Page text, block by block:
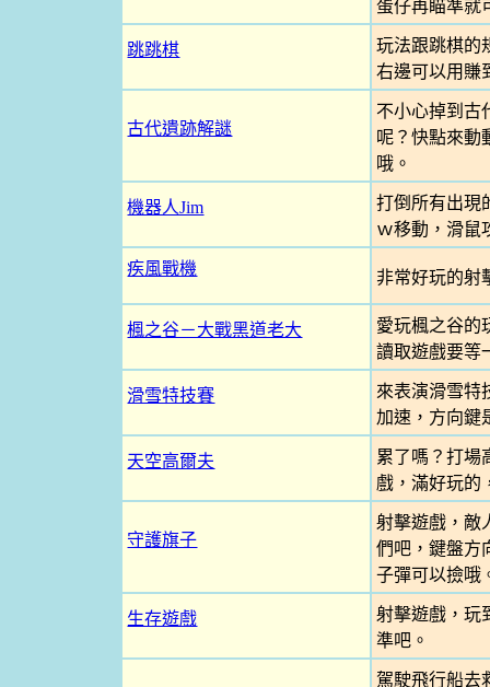
蛋仔再瞄準就
跳跳棋
玩法跟跳棋的
右邊可以用賺
古代遺跡解謎
不小心掉到古
呢？快點來動
哦。
機器人Jim
打倒所有出現
ｗ移動，滑鼠
疾風戰機 非常好玩的射
楓之谷－大戰黑道老大
愛玩楓之谷的
讀取遊戲要等
滑雪特技賽
來表演滑雪特
加速，方向鍵
天空高爾夫
累了嗎？打場
戲，滿好玩的
守護旗子
射擊遊戲，敵
們吧，鍵盤方
子彈可以撿哦
生存遊戲
射擊遊戲，玩
準吧。
駕駛飛行船去